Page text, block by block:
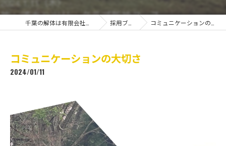
採用ブログ コミュニケーションの大切さ
コミュニケーションの大切さ
2024/01/11